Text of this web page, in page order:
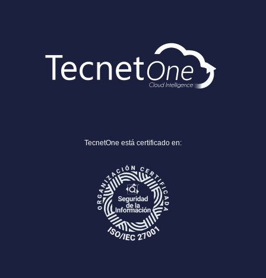
TecnetOne está certificado en: